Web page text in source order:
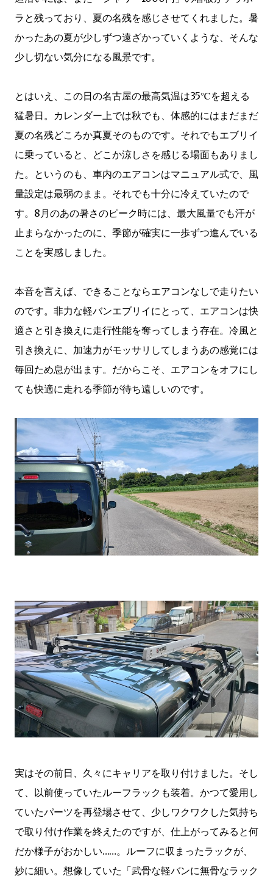
ラと残っており、夏の名残を感じさせてくれました。暑
かったあの夏が少しずつ遠ざかっていくような、そんな
少し切ない気分になる風景です。
とはいえ、この日の名古屋の最高気温は35℃を超える
猛暑日。カレンダー上では秋でも、体感的にはまだまだ
夏の名残どころか真夏そのものです。それでもエブリイ
に乗っていると、どこか涼しさを感じる場面もありまし
た。というのも、車内のエアコンはマニュアル式で、風
量設定は最弱のまま。それでも十分に冷えていたので
す。8月のあの暑さのピーク時には、最大風量でも汗が
止まらなかったのに、季節が確実に一歩ずつ進んでいる
ことを実感しました。
本音を言えば、できることならエアコンなしで走りたい
のです。非力な軽バンエブリイにとって、エアコンは快
適さと引き換えに走行性能を奪ってしまう存在。冷風と
引き換えに、加速力がモッサリしてしまうあの感覚には
毎回ため息が出ます。だからこそ、エアコンをオフにし
ても快適に走れる季節が待ち遠しいのです。
実はその前日、久々にキャリアを取り付けました。そし
て、以前使っていたルーフラックも装着。かつて愛用し
ていたパーツを再登場させて、少しワクワクした気持ち
で取り付け作業を終えたのですが、仕上がってみると何
だか様子がおかしい……。ルーフに収まったラックが、
妙に細い。想像していた「武骨な軽バンに無骨なラック